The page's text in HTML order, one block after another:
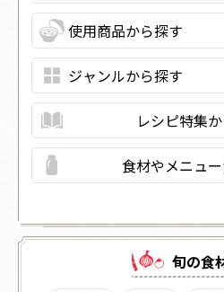
レシピ特集
食材やメニュ
旬の⾷